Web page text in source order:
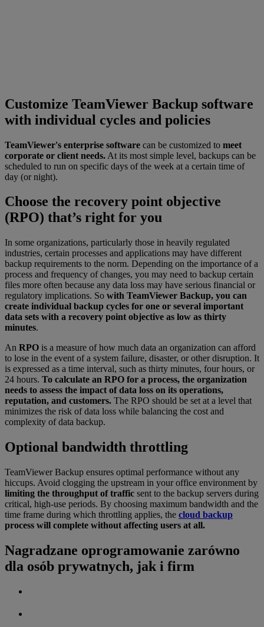
Customize TeamViewer Backup software
with individual cycles and policies
TeamViewer's enterprise software can be customized to meet
corporate or client needs. At its most simple level, backups can be
scheduled to run on specific days of the week at a certain time of
day (or night).
Choose the recovery point objective
(RPO) that’s right for you
In some organizations, particularly those in heavily regulated
industries, certain processes and applications may have different
backup requirements to the norm. Depending on the importance of a
process and frequency of changes, you may need to backup certain
files more often because any data loss may have serious financial or
regulatory implications. So with TeamViewer Backup, you can
create individual backup cycles for one or several important
data sets with a recovery point objective as low as thirty
minutes.
An RPO is a measure of how much data an organization can afford
to lose in the event of a system failure, disaster, or other disruption. It
is expressed as a time interval, such as thirty minutes, four hours, or
24 hours. To calculate an RPO for a process, the organization
needs to assess the impact of data loss on its operations,
reputation, and customers. The RPO should be set at a level that
minimizes the risk of data loss while balancing the cost and
complexity of data backup.
Optional bandwidth throttling
TeamViewer Backup ensures optimal performance without any
hiccups. Avoid clogging the upstream in your office environment by
limiting the throughput of traffic sent to the backup servers during
critical, high-use periods. By choosing maximum bandwidth and the
time frame during which throttling applies, the cloud backup
process will complete without affecting users at all.
Nagradzane oprogramowanie zarówno
dla osób prywatnych, jak i firm